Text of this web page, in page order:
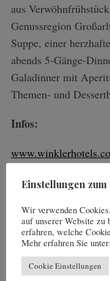
aus
Genussregion
Suppe, einer
abends 5-Gänge-
Galadinner mit
Themen- und
Infos:
www.dolomiten.net/
lorenzen
www.kronplatz.com
www.nesslerhof.at
www.grossarltal.info
www.grossarltal.at
Einstellungen zum
Wir verwenden
auf unserer Website zu
erfahren, welche
Mehr erfahren Sie unter:
Cookie Einstellungen